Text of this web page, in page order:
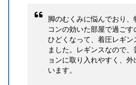
脚のむくみに悩んでおり、
コンの効いた部屋で過ご
ひどくなって、着圧レギン
ました。レギンスなので、
ョンに取り入れやすく、外
います。